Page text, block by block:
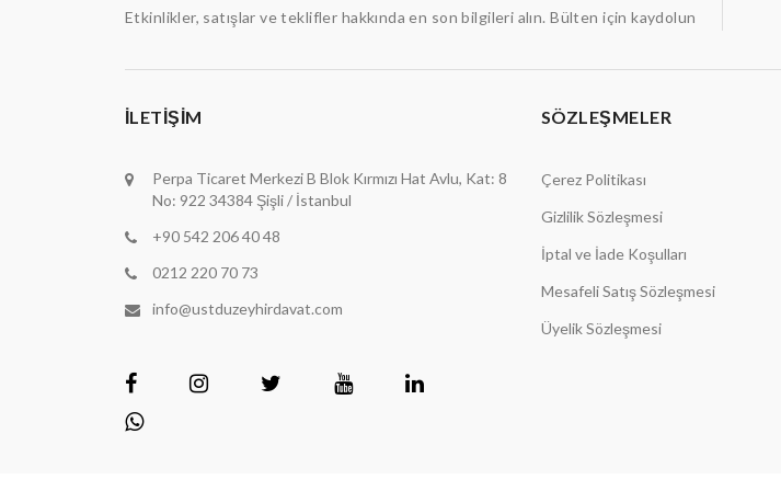
Etkinlikler, satışlar ve teklifler hakkında en son bilgileri alın. Bülten için kaydolun
İLETIŞIM
Perpa Ticaret Merkezi B Blok Kırmızı Hat Avlu, Kat: 8
No: 922 34384 Şişli / İstanbul
+90 542 206 40 48
0212 220 70 73
info@ustduzeyhirdavat.com
SÖZLEŞMELER
Çerez Politikası
Gizlilik Sözleşmesi
İptal ve İade Koşulları
Mesafeli Satış Sözleşmesi
Üyelik Sözleşmesi